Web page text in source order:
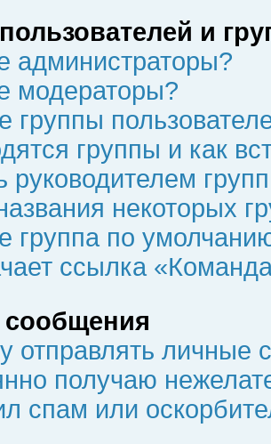
и
администраторы?
модераторы?
группы
группы и как
руководителем
некоторых
группа по
ссылка
отправлять личные
получаю
спам или